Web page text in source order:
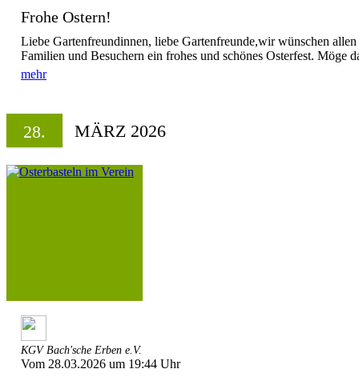
Frohe Ostern!
Liebe Gartenfreundinnen, liebe Gartenfreunde,wir wünschen
Familien und Besuchern ein frohes und schönes Osterfest. Möge
mehr
28. MÄRZ 2026
KGV Bach'sche Erben e.V.
Vom 28.03.2026 um 19:44 Uhr